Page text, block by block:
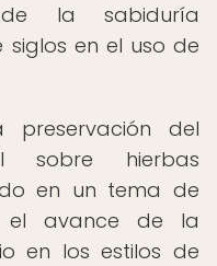
de la sabiduría
en el uso de
del
sobre hierbas
en un tema de
el avance de la
en los estilos de